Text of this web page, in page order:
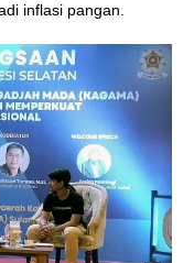
inflasi pangan.